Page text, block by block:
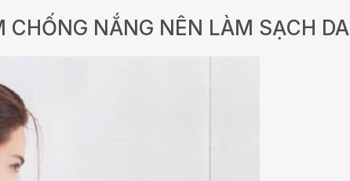
CHỐNG NẮNG NÊN LÀM SẠCH DA